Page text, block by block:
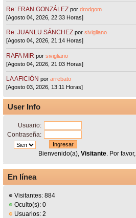
Re: FRAN GONZÁLEZ pordrodgom
[Agosto 04, 2026, 22:33 Horas]
Re: JUANLU SÁNCHEZ porsivigliano
[Agosto 04, 2026, 21:14 Horas]
RAFA MIR porsivigliano
[Agosto 04, 2026, 21:03 Horas]
LA AFICIÓN porarrebato
[Agosto 03, 2026, 13:11 Horas]
User Info
Usuario:
Contraseña:
Bienvenido(a), Visitante. Por favor,
En línea
Visitantes: 884
Oculto(s): 0
Usuarios: 2